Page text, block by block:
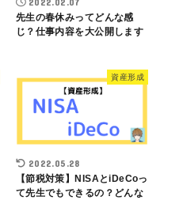
先生の春休みってどんな感
じ？仕事内容を大公開します
資産形成
2022.05.28
【節税対策】NISAとiDeCoっ
て先生でもできるの？どんな